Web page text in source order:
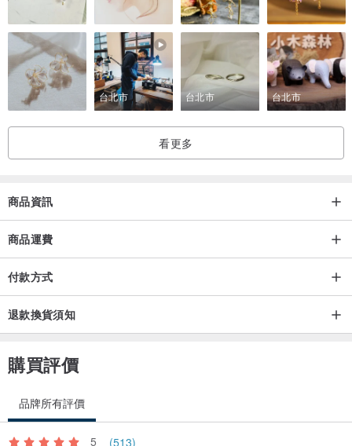
台北市 台北市 台北市
看更多
商品資訊
商品運費
付款方式
退款換貨須知
購買評價
品牌所有評價
5 (513)